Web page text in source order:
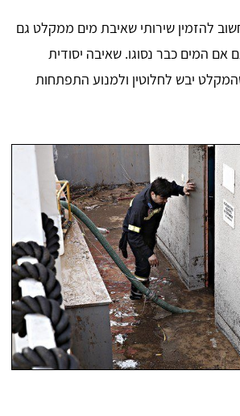
להזמין שירותי שאיבת מים ממקלט גם
אם המים כבר נסוגו. שאיבה יסודית
יבש לחלוטין ולמנוע התפתחות